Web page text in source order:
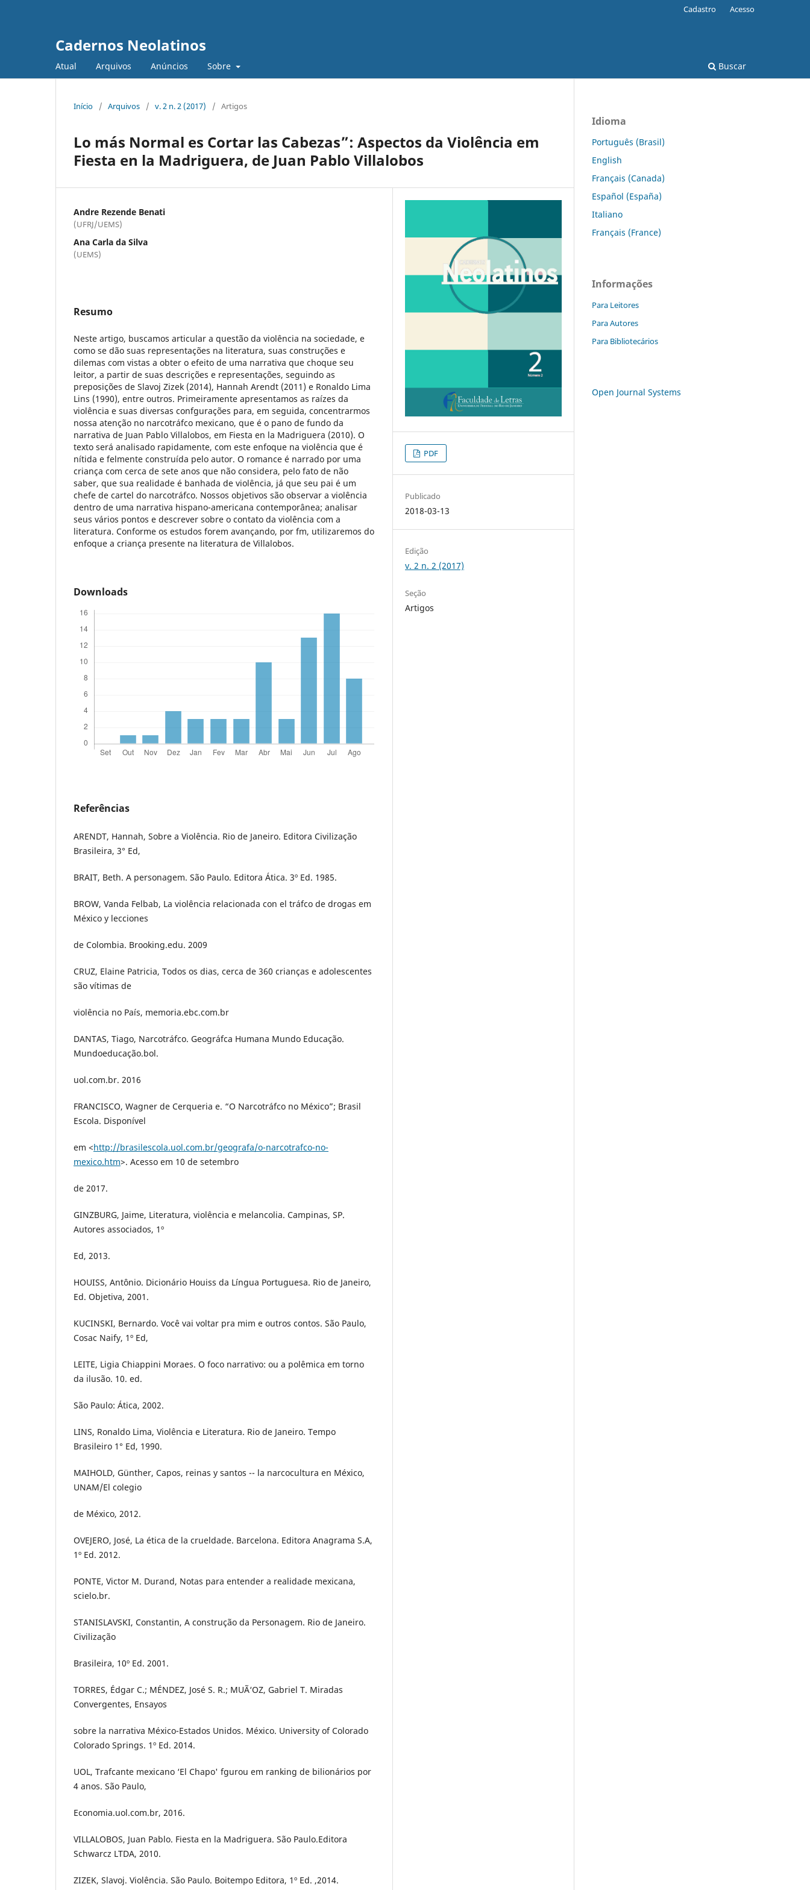
Cadernos Neolatinos
Atual Arquivos Anúncios Sobre Buscar
Cadastro Acesso
Início / Arquivos / v. 2 n. 2 (2017) / Artigos
Lo más Normal es Cortar las Cabezas”: Aspectos da Violência em
Fiesta en la Madriguera, de Juan Pablo Villalobos
Andre Rezende Benati
(UFRJ/UEMS)
Ana Carla da Silva
(UEMS)
Resumo
Neste artigo, buscamos articular a questão da violência na sociedade, e
como se dão suas representações na literatura, suas construções e
dilemas com vistas a obter o efeito de uma narrativa que choque seu
leitor, a partir de suas descrições e representações, seguindo as
preposições de Slavoj Zizek (2014), Hannah Arendt (2011) e Ronaldo Lima
Lins (1990), entre outros. Primeiramente apresentamos as raízes da
violência e suas diversas confgurações para, em seguida, concentrarmos
nossa atenção no narcotráfco mexicano, que é o pano de fundo da
narrativa de Juan Pablo Villalobos, em Fiesta en la Madriguera (2010). O
texto será analisado rapidamente, com este enfoque na violência que é
nítida e felmente construída pelo autor. O romance é narrado por uma
criança com cerca de sete anos que não considera, pelo fato de não
saber, que sua realidade é banhada de violência, já que seu pai é um
chefe de cartel do narcotráfco. Nossos objetivos são observar a violência
dentro de uma narrativa hispano-americana contemporânea; analisar
seus vários pontos e descrever sobre o contato da violência com a
literatura. Conforme os estudos forem avançando, por fm, utilizaremos do
enfoque a criança presente na literatura de Villalobos.
Downloads
Referências
ARENDT, Hannah, Sobre a Violência. Rio de Janeiro. Editora Civilização
Brasileira, 3° Ed,
BRAIT, Beth. A personagem. São Paulo. Editora Ática. 3º Ed. 1985.
BROW, Vanda Felbab, La violência relacionada con el tráfco de drogas em
México y lecciones
de Colombia. Brooking.edu. 2009
CRUZ, Elaine Patricia, Todos os dias, cerca de 360 crianças e adolescentes
são vítimas de
violência no País, memoria.ebc.com.br
DANTAS, Tiago, Narcotráfco. Geográfca Humana Mundo Educação.
Mundoeducação.bol.
uol.com.br. 2016
FRANCISCO, Wagner de Cerqueria e. “O Narcotráfco no México”; Brasil
Escola. Disponível
em <http://brasilescola.uol.com.br/geografa/o-narcotrafco-no-
mexico.htm>. Acesso em 10 de setembro
de 2017.
GINZBURG, Jaime, Literatura, violência e melancolia. Campinas, SP.
Autores associados, 1º
Ed, 2013.
HOUISS, Antônio. Dicionário Houiss da Língua Portuguesa. Rio de Janeiro,
Ed. Objetiva, 2001.
KUCINSKI, Bernardo. Você vai voltar pra mim e outros contos. São Paulo,
Cosac Naify, 1º Ed,
LEITE, Ligia Chiappini Moraes. O foco narrativo: ou a polêmica em torno
da ilusão. 10. ed.
São Paulo: Ática, 2002.
LINS, Ronaldo Lima, Violência e Literatura. Rio de Janeiro. Tempo
Brasileiro 1° Ed, 1990.
MAIHOLD, Günther, Capos, reinas y santos -- la narcocultura en México,
UNAM/El colegio
de México, 2012.
OVEJERO, José, La ética de la crueldade. Barcelona. Editora Anagrama S.A,
1º Ed. 2012.
PONTE, Victor M. Durand, Notas para entender a realidade mexicana,
scielo.br.
STANISLAVSKI, Constantin, A construção da Personagem. Rio de Janeiro.
Civilização
Brasileira, 10º Ed. 2001.
TORRES, Édgar C.; MÉNDEZ, José S. R.; MUÃ‘OZ, Gabriel T. Miradas
Convergentes, Ensayos
sobre la narrativa México-Estados Unidos. México. University of Colorado
Colorado Springs. 1º Ed. 2014.
UOL, Trafcante mexicano ‘El Chapo' fgurou em ranking de bilionários por
4 anos. São Paulo,
Economia.uol.com.br, 2016.
VILLALOBOS, Juan Pablo. Fiesta en la Madriguera. São Paulo.Editora
Schwarcz LTDA, 2010.
ZIZEK, Slavoj. Violência. São Paulo. Boitempo Editora, 1º Ed. ,2014.
PDF
Publicado
2018-03-13
Edição
v. 2 n. 2 (2017)
Seção
Artigos
Idioma
Português (Brasil)
English
Français (Canada)
Español (España)
Italiano
Français (France)
Informações
Para Leitores
Para Autores
Para Bibliotecários
Open Journal Systems